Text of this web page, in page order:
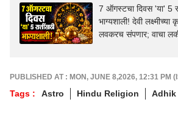
7 ऑगस्टचा दिवस 'या' 5
भाग्यशाली! देवी
लवकरच संपणार; वाचा
PUBLISHED AT : MON, JUNE 8,2026, 12:31 PM
Tags : Astro Hindu Religion Adhik